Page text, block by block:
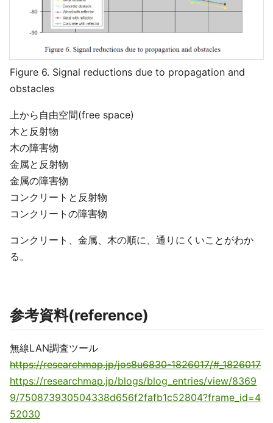
Figure 6. Signal reductions due to propagation and
obstacles
上から自由空間(free space)
木と反射物
木の障害物
金属と反射物
金属の障害物
コンクリートと反射物
コンクリートの障害物
コンクリート、金属、木の順に、通りにくいことがわか
る。
参考資料(reference)
無線LAN調査ツール
https://researchmap.jp/jos8u6830-1826017/#_1826017
https://researchmap.jp/blogs/blog_entries/view/8369
9/750873930504338d656f2fafb1c52804?frame_id=4
52030